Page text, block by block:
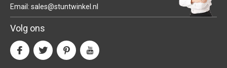
Email: sales@stuntwinkel.nl
Volg ons